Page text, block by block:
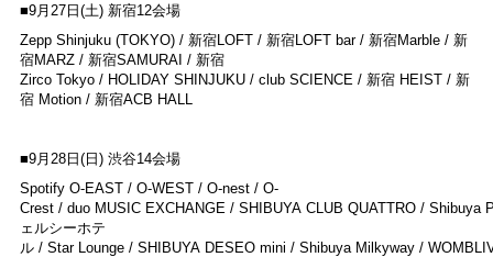
■9月27日(土) 新宿12会場
Zepp Shinjuku (TOKYO) / 新宿LOFT / 新宿LOFT bar / 新宿Marble / 新
宿MARZ / 新宿SAMURAI / 新宿
Zirco Tokyo / HOLIDAY SHINJUKU / club SCIENCE / 新宿 HEIST / 新
宿 Motion / 新宿ACB HALL
■9月28日(日) 渋谷14会場
Spotify O-EAST / O-WEST / O-nest / O-
Crest / duo MUSIC EXCHANGE / SHIBUYA CLUB QUATTRO / Shibuya
ェルシーホテ
ル / Star Lounge / SHIBUYA DESEO mini / Shibuya Milkyway /